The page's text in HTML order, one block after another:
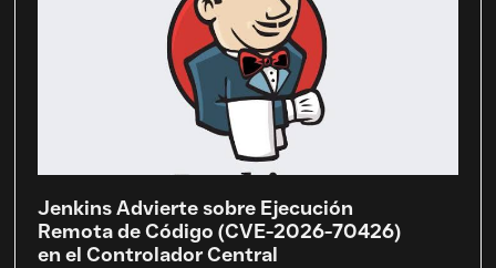
Jenkins Advierte sobre Ejecución
Remota de Código (CVE-2026-70426)
en el Controlador Central